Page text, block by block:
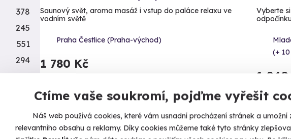
Ctíme vaše soukromí, pojďme vyřešit
Náš web používá cookies, které vám usnadní procházení stránek a umožní
relevantního obsahu a reklamy. Díky cookies můžeme také tyto stránky
Saunový svět, aroma masáž i vstup do paláce relaxu ve
vodním světě
Praha Čestlice (Praha-východ)
1 780 Kč
Vyberte
(+
1 840
378
245
551
294
450
4